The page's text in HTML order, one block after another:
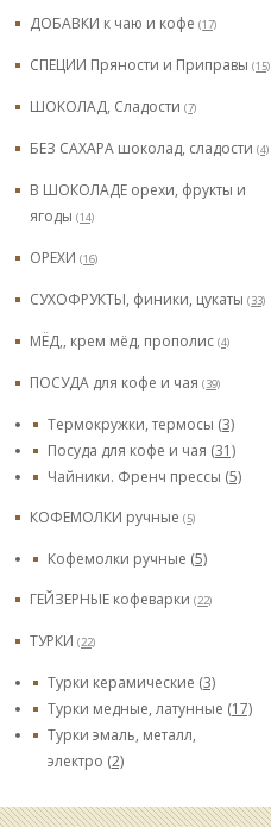
ДОБАВКИ к чаю и кофе (17)
СПЕЦИИ Пряности и Приправы (15)
ШОКОЛАД, Сладости (7)
БЕЗ САХАРА шоколад, сладости (4)
В ШОКОЛАДЕ орехи, фрукты и
ягоды (14)
ОРЕХИ (16)
СУХОФРУКТЫ, финики, цукаты (33)
МЁД,, крем мёд, прополис (4)
ПОСУДА для кофе и чая (39)
Термокружки, термосы (3)
Посуда для кофе и чая (31)
Чайники. Френч прессы (5)
КОФЕМОЛКИ ручные (5)
Кофемолки ручные (5)
ГЕЙЗЕРНЫЕ кофеварки (22)
ТУРКИ (22)
Турки керамические (3)
Турки медные, латунные (17)
Турки эмаль, металл,
электро (2)